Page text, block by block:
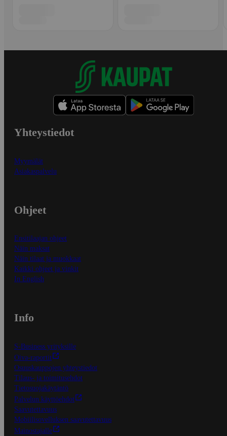
Yhteystiedot
Myymälät
Asiakaspalvelu
Ohjeet
Ensitilaajan ohjeet
Näin maksat
Näin tilaat ja muokkaat
Kaikki ohjeet ja vinkit
In English
Info
S-Business yrityksille
Oiva-raportit
Osuuskauppojen yhteystiedot
Tilaus- ja toimitusehdot
Tietosuojakäytäntö
Palvelun käyttöehdot
Saavutettavuus
Mobiilisovelluksen saavutettavuus
Mainostajalle